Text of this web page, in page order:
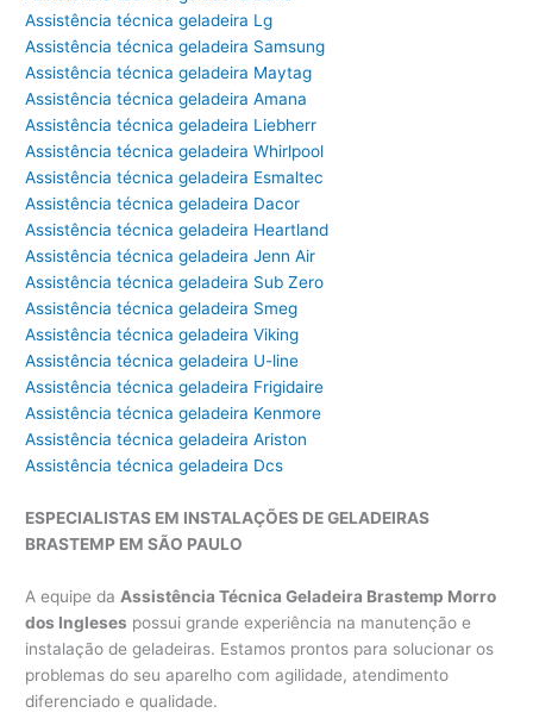
Assistência técnica geladeira Lg
Assistência técnica geladeira Samsung
Assistência técnica geladeira Maytag
Assistência técnica geladeira Amana
Assistência técnica geladeira Liebherr
Assistência técnica geladeira Whirlpool
Assistência técnica geladeira Esmaltec
Assistência técnica geladeira Dacor
Assistência técnica geladeira Heartland
Assistência técnica geladeira Jenn Air
Assistência técnica geladeira Sub Zero
Assistência técnica geladeira Smeg
Assistência técnica geladeira Viking
Assistência técnica geladeira U-line
Assistência técnica geladeira Frigidaire
Assistência técnica geladeira Kenmore
Assistência técnica geladeira Ariston
Assistência técnica geladeira Dcs
ESPECIALISTAS EM INSTALAÇÕES DE GELADEIRAS
BRASTEMP EM SÃO PAULO
A equipe da Assistência Técnica Geladeira Brastemp Morro
dos Ingleses possui grande experiência na manutenção e
instalação de geladeiras. Estamos prontos para solucionar os
problemas do seu aparelho com agilidade, atendimento
diferenciado e qualidade.